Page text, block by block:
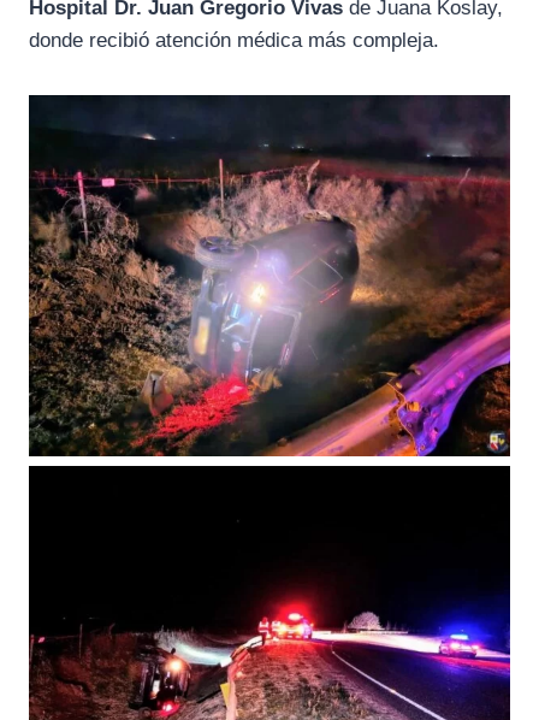
Hospital Dr. Juan Gregorio Vivas de Juana Koslay,
donde recibió atención médica más compleja.